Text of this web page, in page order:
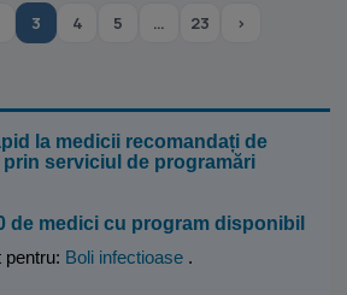
3 4 5 … 23 ›
la medicii recomandați de
serviciul de programări
de medici cu program disponibil
pentru: Boli infectioase .